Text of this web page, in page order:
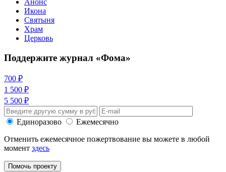
Икона
Святыня
Храм
Церковь
Поддержите журнал «Фома»
700 ₽
1 500 ₽
5 500 ₽
Единоразово
Ежемесячно
Отменить ежемесячное пожертвование вы можете в любой
момент здесь
Помочь проекту